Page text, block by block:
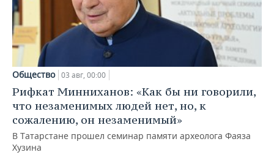
Общество 03 авг, 00:00
Рифкат Минниханов: «Как бы ни говорили,
что незаменимых людей нет, но, к
сожалению, он незаменимый»
В Татарстане прошел семинар памяти археолога Фаяза
Хузина